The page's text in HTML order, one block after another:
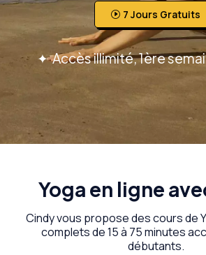
7 Jours Gratuits
✦ Accès illimité, 1ère
Yoga en ligne
Cindy vous propose des cours de
complets de 15 à 75 minutes
débutants.